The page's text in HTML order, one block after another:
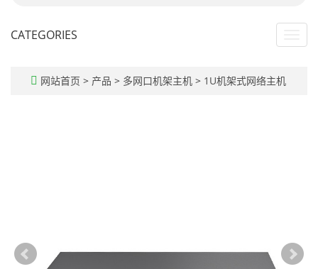
CATEGORIES
网站首页 > 产品 > 多网口机架主机 > 1U机架式网络主机